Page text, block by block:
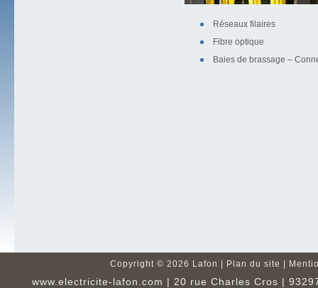
Réseaux filaires
Fibre optique
Baies de brassage –
Copyright © 2026 Lafon | Plan du site
www.electricite-lafon.com | 20 rue Charles Cros |